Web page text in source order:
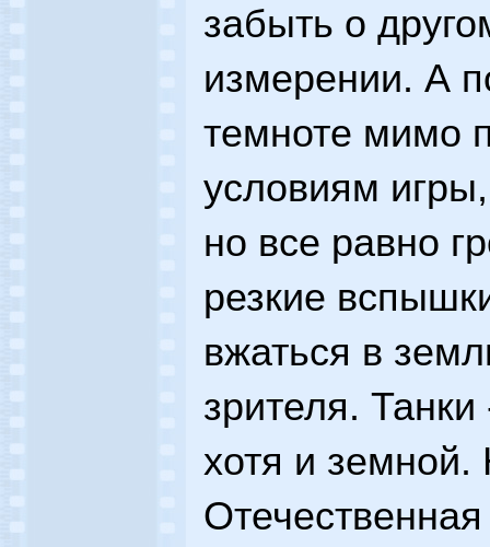
забыть о
измерении. А
темноте мимо
условиям
но все равно
резкие
вжаться в
зрителя.
хотя и